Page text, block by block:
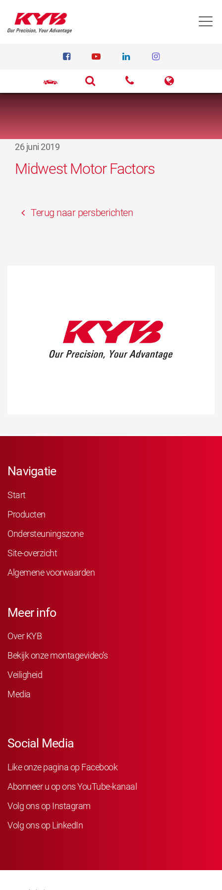
26 juni 2019
Midwest Motor Factors
Terug naar persberichten
Navigatie
Start
Producten
Ondersteuningszone
Site-overzicht
Algemene voorwaarden
Meer info
Over KYB
Bekijk onze montagevideo’s
Veiligheid
Media
Social Media
Like onze pagina op Facebook
Abonneer u op ons YouTube-kanaal
Volg ons op Instagram
Volg ons op LinkedIn